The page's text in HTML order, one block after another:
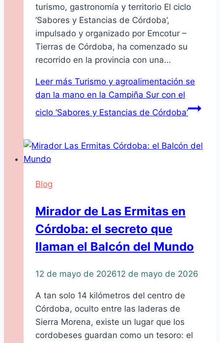
turismo, gastronomía y territorio El ciclo
‘Sabores y Estancias de Córdoba’,
impulsado y organizado por Emcotur –
Tierras de Córdoba, ha comenzado su
recorrido en la provincia con una…
Leer más Turismo y agroalimentación se
dan la mano en la Campiña Sur con el
ciclo ‘Sabores y Estancias de Córdoba’
Blog
Mirador de Las Ermitas en
Córdoba: el secreto que
llaman el Balcón del Mundo
12 de mayo de 202612 de mayo de 2026
A tan solo 14 kilómetros del centro de
Córdoba, oculto entre las laderas de
Sierra Morena, existe un lugar que los
cordobeses guardan como un tesoro: el